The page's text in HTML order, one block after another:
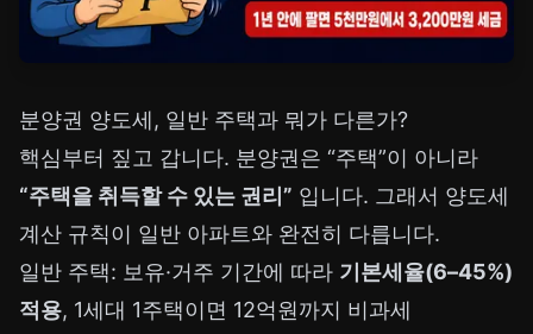
분양권 양도세, 일반 주택과 뭐가 다른가?
핵심부터 짚고 갑니다. 분양권은 “주택”이 아니라
“주택을 취득할 수 있는 권리” 입니다. 그래서 양도세
계산 규칙이 일반 아파트와 완전히 다릅니다.
일반 주택: 보유·거주 기간에 따라 기본세율(6–45%)
적용, 1세대 1주택이면 12억원까지 비과세